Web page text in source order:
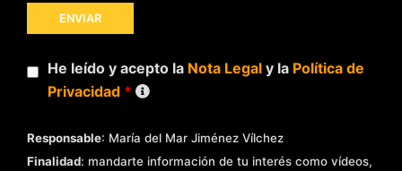
He leído y acepto la Nota Legaly la Política de
Privacidad *
Responsable: María del Mar Jiménez Vílchez
Finalidad: mandarte información de tu interés como vídeos,